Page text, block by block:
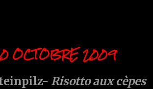
OCTOBRE 2009
Risotto aux cèpes